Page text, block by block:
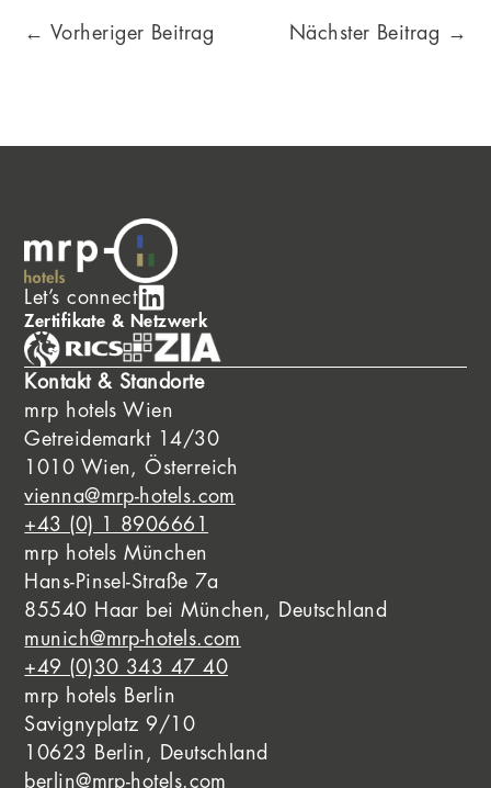
← Vorheriger Beitrag Nächster Beitrag →
Let’s connect
Zertifikate & Netzwerk
Kontakt & Standorte
mrp hotels Wien
Getreidemarkt 14/30
1010 Wien, Österreich
vienna@mrp-hotels.com
+43 (0) 1 8906661
mrp hotels München
Hans-Pinsel-Straße 7a
85540 Haar bei München, Deutschland
munich@mrp-hotels.com
+49 (0)30 343 47 40
mrp hotels Berlin
Savignyplatz 9/10
10623 Berlin, Deutschland
berlin@mrp-hotels.com